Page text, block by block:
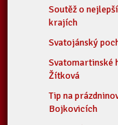
Soutěž o
krajích
Svatojánský
Svatomartinské
Žítková
Tip na
Bojkovicích